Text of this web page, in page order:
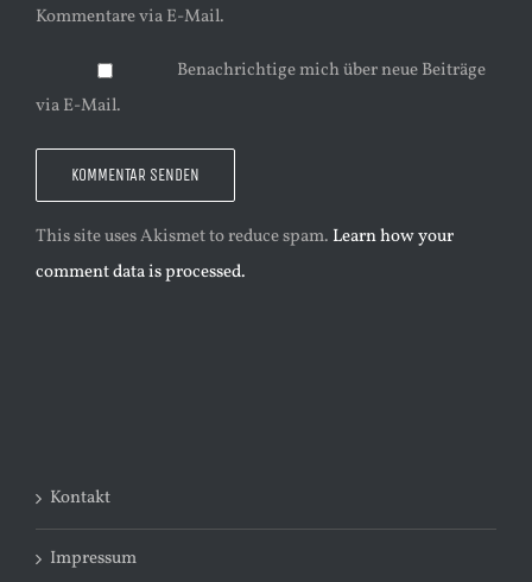
Kommentare via E-Mail.
Benachrichtige mich über neue Beiträge
via E-Mail.
This site uses Akismet to reduce spam. Learn how your
comment data is processed.
Kontakt
Impressum